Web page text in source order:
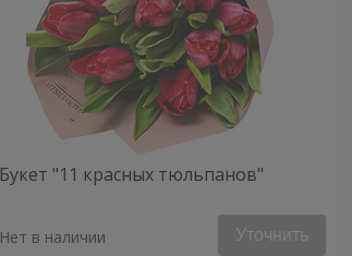
Букет "11 красных тюльпанов"
Нет в наличии Уточнить